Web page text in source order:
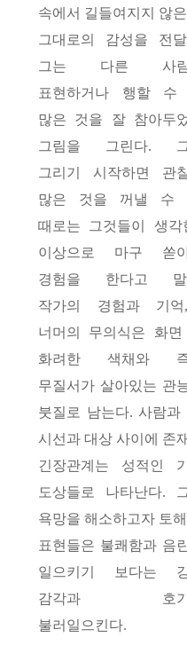
속에서 길들여지지 않
그대로의 감성을 전
그는 다른 사람
표현하거나 행할 수
많은 것을 잘 참아두
그림을 그린다.
그리기 시작하면 관
많은 것을 꺼낼 수
때로는 그것들이 생
이상으로 마구 쏟
경험을 한다고 말
작가의 경험과 기억
너머의 무의식은 화
화려한 색채와 즉
무질서가 살아있는 관
붓질로 남는다. 사람과
시선과 대상 사이에 존
긴장관계는 성적인
도상들로 나타난다.
욕망을 해소하고자 토
표현들은 불쾌함과 음
일으키기 보다는
감각과 호기
불러일으킨다.